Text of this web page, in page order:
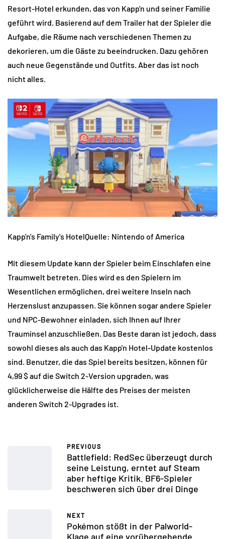
Resort-Hotel erkunden, das von Kapp'n und seiner Familie
geführt wird. Basierend auf dem Trailer hat der Spieler die
Aufgabe, die Räume nach verschiedenen Themen zu
dekorieren, um die Gäste zu beeindrucken. Dazu gehören
auch neue Gegenstände und Outfits. Aber das ist noch
nicht alles.
Kapp'n's Family's HotelQuelle: Nintendo of America
Mit diesem Update kann der Spieler beim Einschlafen eine
Traumwelt betreten. Dies wird es den Spielern im
Wesentlichen ermöglichen, drei weitere Inseln nach
Herzenslust anzupassen. Sie können sogar andere Spieler
und NPC-Bewohner einladen, sich Ihnen auf Ihrer
Trauminsel anzuschließen. Das Beste daran ist jedoch, dass
sowohl dieses als auch das Kapp'n Hotel-Update kostenlos
sind. Benutzer, die das Spiel bereits besitzen, können für
4,99 $ auf die Switch 2-Version upgraden, was
glücklicherweise die Hälfte des Preises der meisten
anderen Switch 2-Upgrades ist.
PREVIOUS
Battlefield: RedSec überzeugt durch
seine Leistung, erntet auf Steam
aber heftige Kritik. BF6-Spieler
beschweren sich über drei Dinge
NEXT
Pokémon stößt in der Palworld-
Klage auf eine vorübergehende